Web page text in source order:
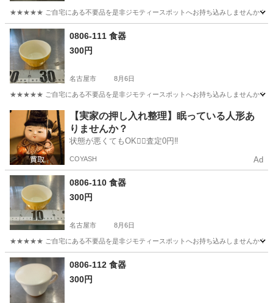
★★★★★ ご自宅にある不要品を是非ジモティースポットへお持ち込みしませんか？
愛知 名古屋市 茶碗
0806-111 食器
300円
名古屋市 8月6日
★★★★★ ご自宅にある不要品を是非ジモティースポットへお持ち込みしませんか？
愛知 名古屋市 食器 現地
【実家の押し入れ整理】眠っている人形あ
りませんか？
状態が悪くてもOK🙆‍♀️査定0円‼️
COYASH Ad
0806-110 食器
300円
名古屋市 8月6日
★★★★★ ご自宅にある不要品を是非ジモティースポットへお持ち込みしませんか？
愛知 名古屋市 現地
0806-112 食器
300円